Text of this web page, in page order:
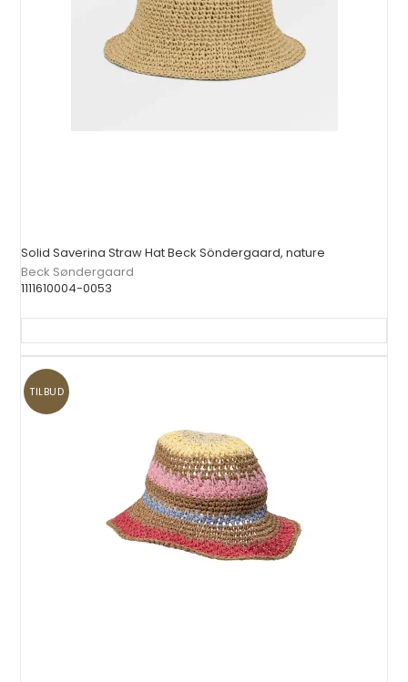
Solid Saverina Straw Hat Beck Söndergaard, nature
Beck Søndergaard
1111610004-0053
TILBUD